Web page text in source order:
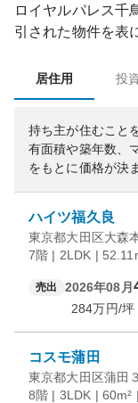
ロイヤルパレス千
引された物件を表
居住用 投
持ち主が住むこと
有面積や築年数、
をもとに価格が決
ハイツ福久良
東京都大田区大森
7階 | 2LDK |
売出 2026年08月
284万円/坪
コスモ蒲田
東京都大田区蒲田
8階 | 3LDK | 60m²